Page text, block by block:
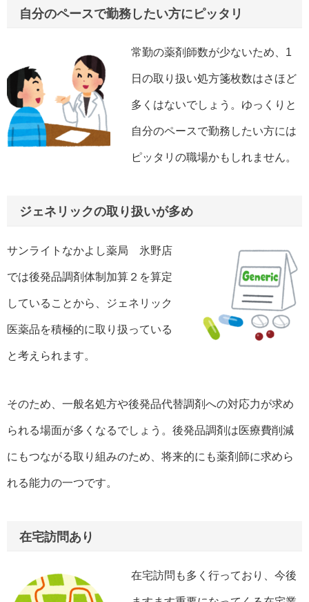
自分のペースで勤務したい方にピッタリ
常勤の薬剤師数が少ないため、1
日の取り扱い処方箋枚数はさほど
多くはないでしょう。ゆっくりと
自分のペースで勤務したい方には
ピッタリの職場かもしれません。
ジェネリックの取り扱いが多め
サンライトなかよし薬局 氷野店
では後発品調剤体制加算２を算定
していることから、ジェネリック
医薬品を積極的に取り扱っている
と考えられます。
そのため、一般名処方や後発品代替調剤への対応力が求め
られる場面が多くなるでしょう。後発品調剤は医療費削減
にもつながる取り組みのため、将来的にも薬剤師に求めら
れる能力の一つです。
在宅訪問あり
在宅訪問も多く行っており、今後